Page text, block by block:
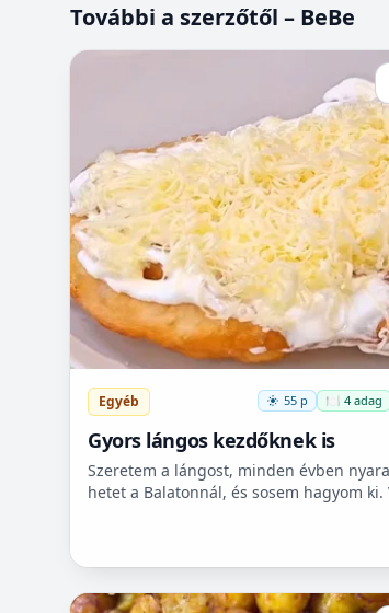
További a szerzőtől – BeBe
Egyéb 55 p 🍽️ 4 adag
Gyors lángos kezdőknek is
Szeretem a lángost, minden évben
hetet a Balatonnál, és sosem hagyom ki.